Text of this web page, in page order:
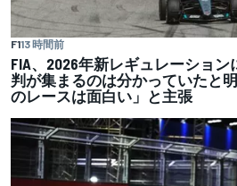
F113 時間前
FIA、2026年新レギュレーショ
判が集まるのは分かっていたと
のレースは面白い」と主張